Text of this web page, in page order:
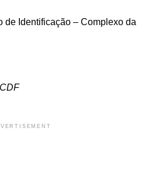
de Identificação – Complexo da